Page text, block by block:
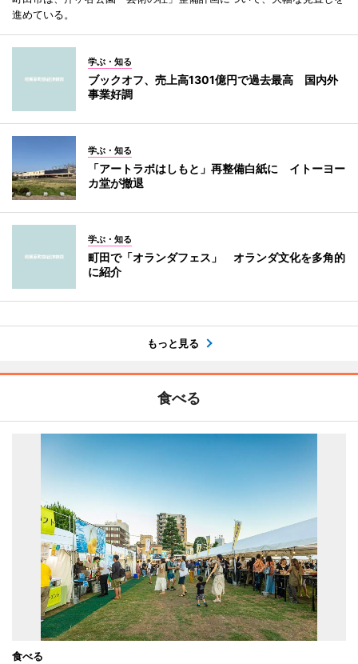
進めている。
学ぶ・知る
ブックオフ、売上高1301億円で過去最高 国内外
事業好調
学ぶ・知る
「アートラボはしもと」再整備白紙に イトーヨー
カ堂が撤退
学ぶ・知る
町田で「オランダフェス」 オランダ文化を多角的
に紹介
もっと見る
食べる
食べる